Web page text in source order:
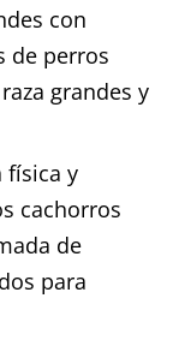
con
de perros
grandes y
física y
cachorros
de
para